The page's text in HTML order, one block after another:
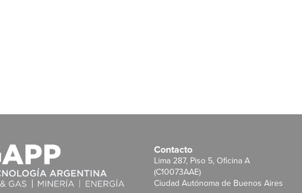
Contacto
Lima 287, Piso 5, Oficina A
(C10073AAE)
Ciudad Autónoma de Buenos Aires